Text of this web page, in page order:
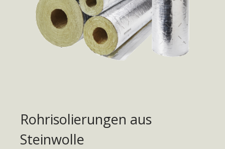
Rohrisolierungen aus
Steinwolle